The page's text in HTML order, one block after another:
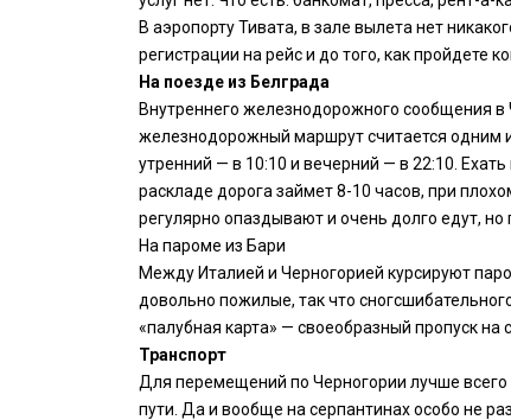
В аэропорту Тивата, в зале вылета нет
регистрации на рейс и до того, как пройдете
На поезде из Белграда
Внутреннего железнодорожного сообщения в
железнодорожный маршрут считается одним
утренний — в 10:10 и вечерний — в 22:10.
раскладе дорога займет 8-10 часов, при
регулярно опаздывают и очень долго едут,
На пароме из Бари
Между Италией и Черногорией курсируют
довольно пожилые, так что
«палубная карта» — своеобразный пропуск на
Транспорт
Для перемещений по Черногории лучше
пути. Да и вообще на серпантинах особо не